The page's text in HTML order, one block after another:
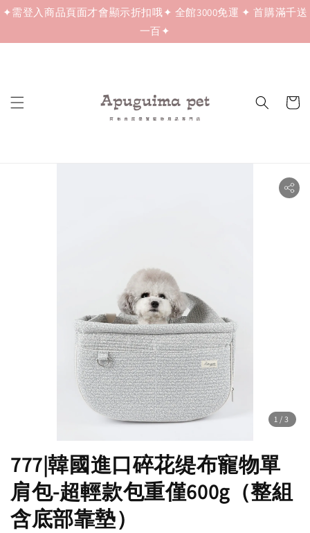
✦需登入商品頁面才會顯示折扣哦✦ 全館3000免運 ✦ 首購滿千送
一百✦
1 /3
777|韓國進口碎花缇布寵物單
肩包-超輕款包重僅600g（整組
含底部靠墊）